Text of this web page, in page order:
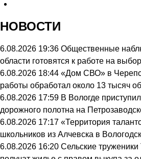
НОВОСТИ
6.08.2026 19:36 Общественные
области готовятся к работе на
6.08.2026 18:44 «Дом СВО» в
работы обработал около 13 тысяч
6.08.2026 17:59 В Вологде
дорожного полотна на
6.08.2026 17:17 «Территория
школьников из Алчевска в
6.08.2026 16:20 Сельские труженики